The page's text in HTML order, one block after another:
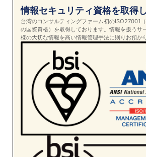
情報セキュリティ資格を取得
台湾のコンサルティングファーム初のISO27001
の国際資格）を取得しております。情報を扱うサ
様の大切な情報を高い情報管理手法に則りお預か